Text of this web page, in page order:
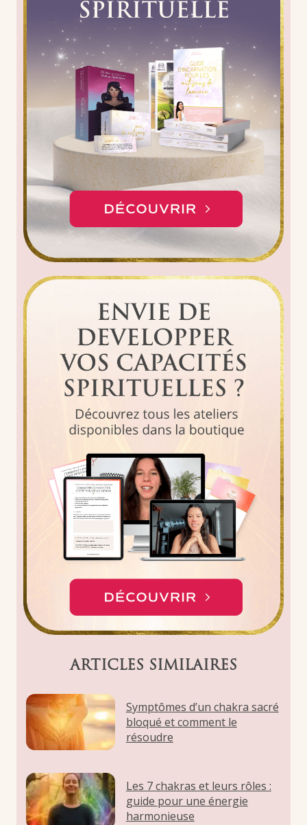
ARTICLES SIMILAIRES
Symptômes d’un chakra sacré
bloqué et comment le
résoudre
Les 7 chakras et leurs rôles :
guide pour une énergie
harmonieuse